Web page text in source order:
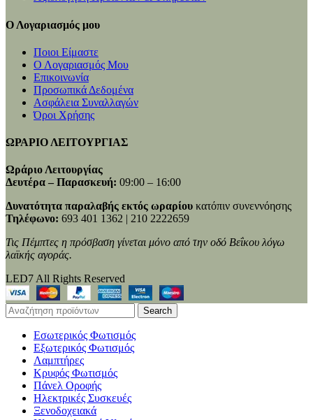
Ο Λογαριασμός μου
Ποιοι Είμαστε
Ο Λογαριασμός Μου
Επικοινωνία
Προσωπικά Δεδομένα
Ασφάλεια Συναλλαγών
Όροι Χρήσης
ΩΡΑΡΙΟ ΛΕΙΤΟΥΡΓΙΑΣ
Ωράριο Λειτουργίας
Δευτέρα – Παρασκευή: 09:00 – 16:00
Δυνατότητα παραλαβής εκτός ωραρίου κατόπιν συνεννόησης
Τηλέφωνο: 693 401 1362 | 210 2222659
Τις Πέμπτες η πρόσβαση γίνεται μόνο από την οδό Βεΐκου λόγω
λαϊκής αγοράς.
LED7 All Rights Reserved
Search
Εσωτερικός Φωτισμός
Εξωτερικός Φωτισμός
Λαμπτήρες
Κρυφός Φωτισμός
Πάνελ Οροφής
Ηλεκτρικές Συσκευές
Ξενοδοχειακά